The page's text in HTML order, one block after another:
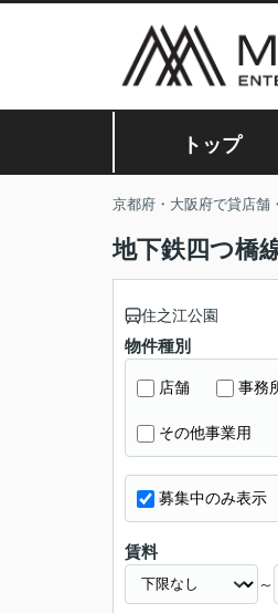
トップ
京都府・大阪府で貸店舗
地下鉄四つ橋
住之江公園
物件種別
店舗 事務
その他事業用
募集中のみ表示
賃料
～